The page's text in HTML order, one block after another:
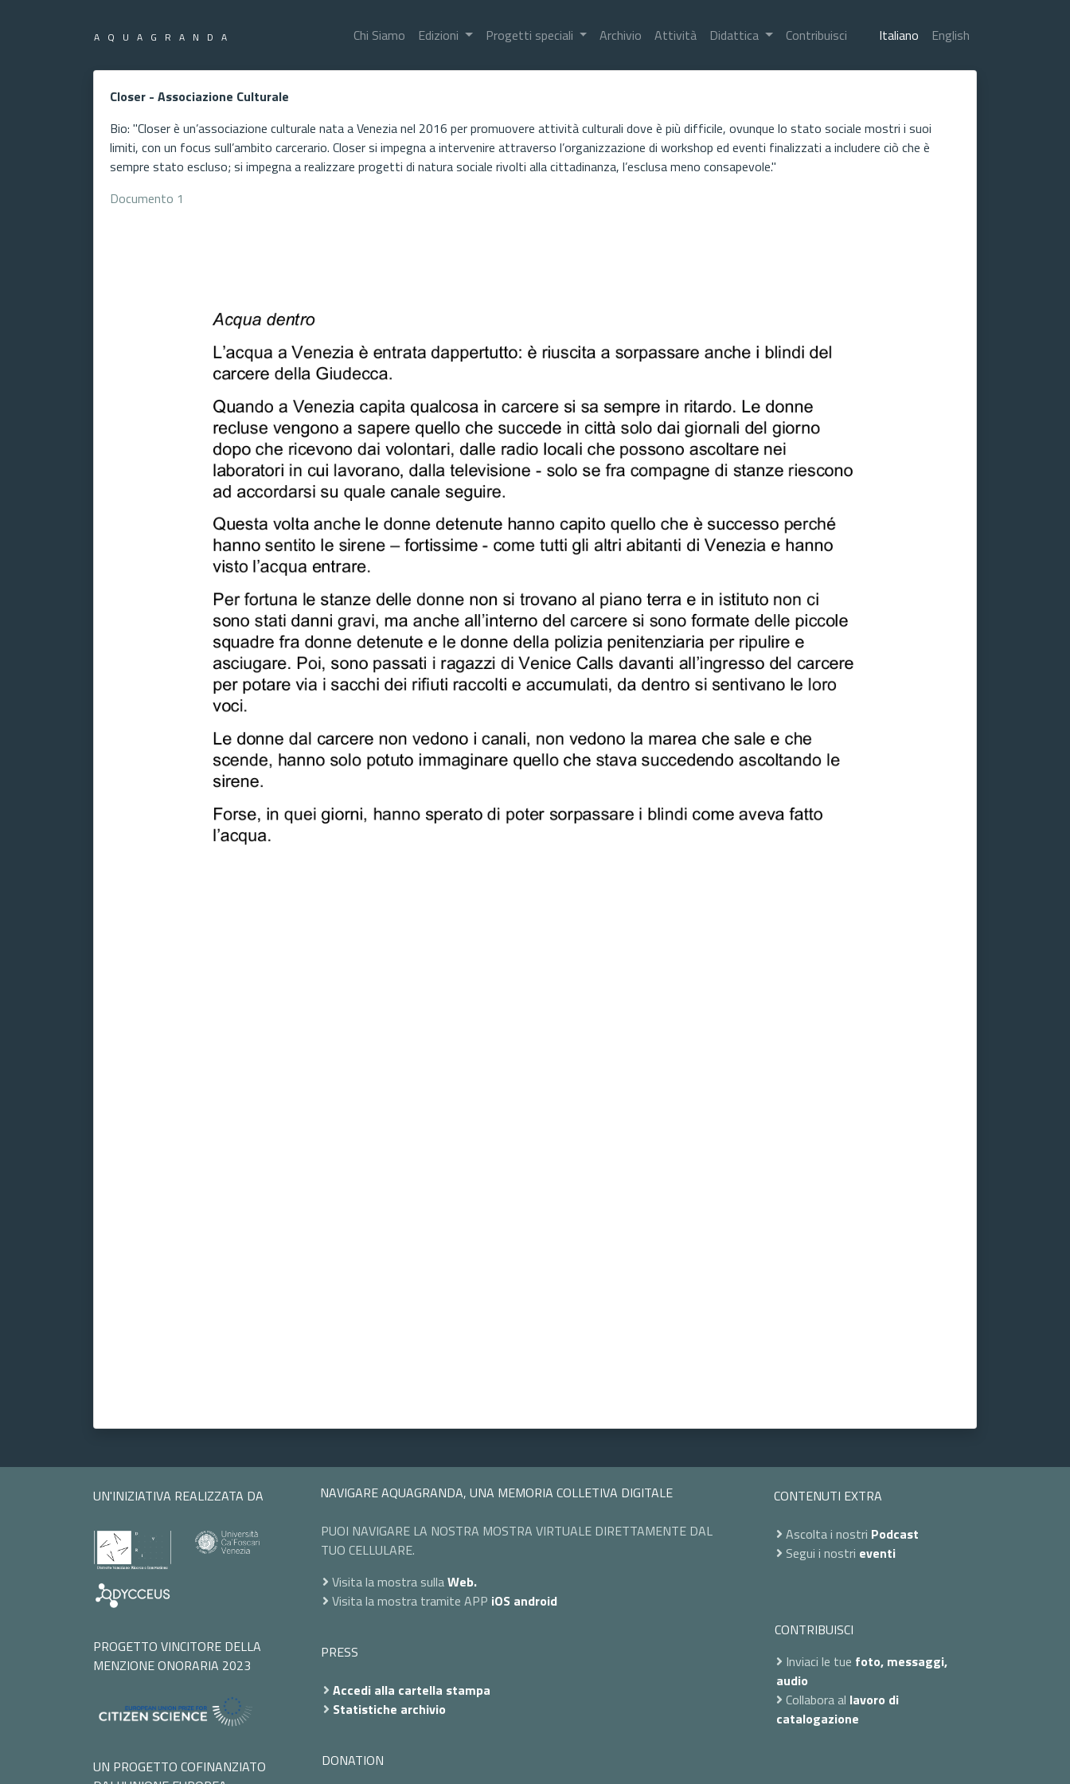
AQUAGRANDA Chi Siamo Edizioni Progetti speciali Archivio Attività Didattica Contribuisci Italiano English
Closer - Associazione Culturale
Bio: "Closer è un’associazione culturale nata a Venezia nel 2016 per promuovere attività culturali dove è più difficile, ovunque lo stato sociale mostri i suoi
limiti, con un focus sull’ambito carcerario. Closer si impegna a intervenire attraverso l’organizzazione di workshop ed eventi finalizzati a includere ciò che è
sempre stato escluso; si impegna a realizzare progetti di natura sociale rivolti alla cittadinanza, l’esclusa meno consapevole."
Documento 1
UN'INIZIATIVA REALIZZATA DA
PROGETTO VINCITORE DELLA
MENZIONE ONORARIA 2023
UN PROGETTO COFINANZIATO
NAVIGARE AQUAGRANDA, UNA MEMORIA COLLETIVA DIGITALE
PUOI NAVIGARE LA NOSTRA MOSTRA VIRTUALE DIRETTAMENTE DAL
TUO CELLULARE.
Visita la mostra sullaWeb.
Visita la mostra tramite APP iOS android
PRESS
Accedi alla cartella stampa
Statistiche archivio
DONATION
CONTENUTI EXTRA
Ascolta i nostri Podcast
Segui i nostri eventi
CONTRIBUISCI
Inviaci le tue foto, messaggi,
audio
Collabora al lavoro di
catalogazione